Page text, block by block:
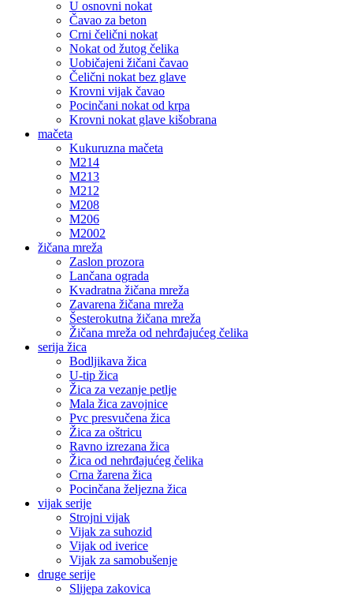
U osnovni nokat
Čavao za beton
Crni čelični nokat
Nokat od žutog čelika
Uobičajeni žičani čavao
Čelični nokat bez glave
Krovni vijak čavao
Pocinčani nokat od krpa
Krovni nokat glave kišobrana
mačeta
Kukuruzna mačeta
M214
M213
M212
M208
M206
M2002
žičana mreža
Zaslon prozora
Lančana ograda
Kvadratna žičana mreža
Zavarena žičana mreža
Šesterokutna žičana mreža
Žičana mreža od nehrđajućeg čelika
serija žica
Bodljikava žica
U-tip žica
Žica za vezanje petlje
Mala žica zavojnice
Pvc presvučena žica
Žica za oštricu
Ravno izrezana žica
Žica od nehrđajućeg čelika
Crna žarena žica
Pocinčana željezna žica
vijak serije
Strojni vijak
Vijak za suhozid
Vijak od iverice
Vijak za samobušenje
druge serije
Slijepa zakovica